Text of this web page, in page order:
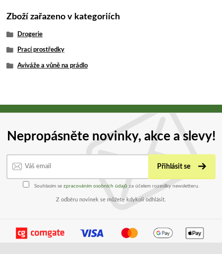
Zboží zařazeno v kategoriích
Drogerie
Prací prostředky
Aviváže a vůně na prádlo
Nepropásněte novinky, akce a slevy!
Přihlásit se
Souhlasím se zpracováním osobních údajů za účelem rozesílky newsletteru.
Z odběru novinek se můžete kdykoli odhlásit.